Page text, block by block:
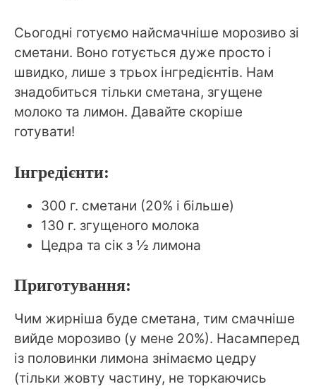
Сьогодні готуємо найсмачніше морозиво зі
сметани. Воно готується дуже просто і
швидко, лише з трьох інгредієнтів. Нам
знадобиться тільки сметана, згущене
молоко та лимон. Давайте скоріше
готувати!
Інгредієнти:
300 г. сметани (20% і більше)
130 г. згущеного молока
Цедра та сік з ½ лимона
Приготування:
Чим жирніша буде сметана, тим смачніше
вийде морозиво (у мене 20%). Насамперед
із половинки лимона знімаємо цедру
(тільки жовту частину, не торкаючись